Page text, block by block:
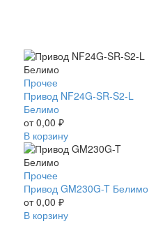
Привод
NF24G-
SR-
S2-
L
Белимо
Прочее
Привод NF24G-SR-S2-L
Белимо
от0,00 ₽
В корзину
Привод
GM230G-
T
Белимо
Прочее
Привод GM230G-T Белимо
от0,00 ₽
В корзину